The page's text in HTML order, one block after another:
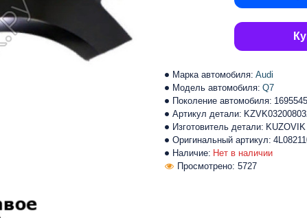
Наличие: Нет в наличии
Марка автомобиля: Audi
Модель автомобиля: Q7
Поколение автомобиля:
Артикул детали:
Изготовитель детали: KUZOVIK
Оригинальный артикул:
Просмотрено: 5727